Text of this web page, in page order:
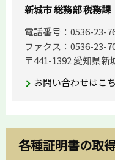
新城市 総務部 税務課
電話番号：0536-23-
ファクス：0536-23-
〒441-1392 愛知県
お問い合わせはこ
各種証明書の取